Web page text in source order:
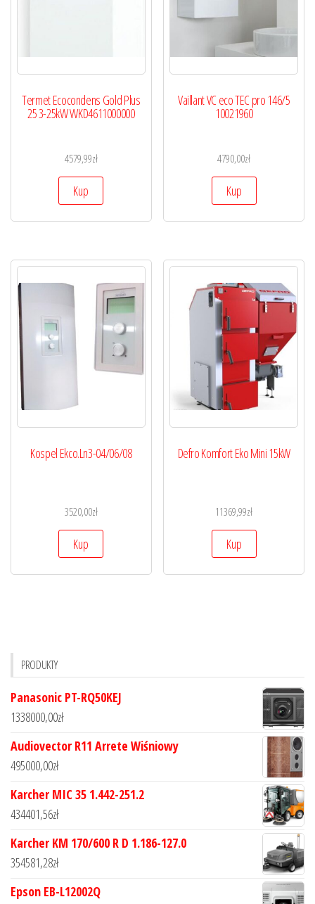
Termet Ecocondens Gold Plus
25 3-25kW WKD4611000000
4579,99zł
Kup
Vaillant VC eco TEC pro 146/5
10021960
4790,00zł
Kup
Kospel Ekco.Ln3-04/06/08
3520,00zł
Kup
Defro Komfort Eko Mini 15kW
11369,99zł
Kup
PRODUKTY
Panasonic PT-RQ50KEJ
1338000,00zł
Audiovector R11 Arrete Wiśniowy
495000,00zł
Karcher MIC 35 1.442-251.2
434401,56zł
Karcher KM 170/600 R D 1.186-127.0
354581,28zł
Epson EB-L12002Q